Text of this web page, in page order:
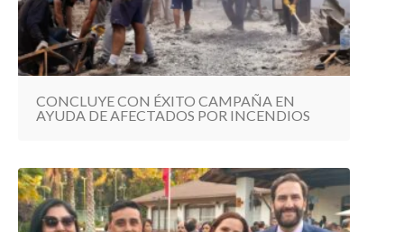
CONCLUYE CON ÉXITO CAMPAÑA EN
AYUDA DE AFECTADOS POR INCENDIOS